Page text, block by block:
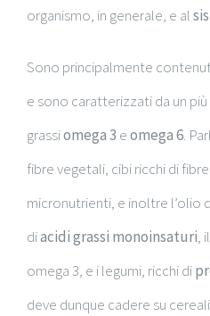
organismo, in generale, e al
Sono principalmente
e sono caratterizzati da un
grassiomega 3 eomega 6.
fibre vegetali, cibi ricchi di
micronutrienti, e inoltre l’olio
diacidi grassi monoinsaturi,
omega 3, e i legumi, ricchi di
deve dunque cadere su